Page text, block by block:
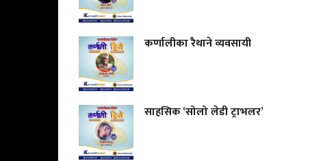
कर्णालीका रैथाने व्यवसायी
साहसिक ‘सोलो लेडी ट्राभलर’